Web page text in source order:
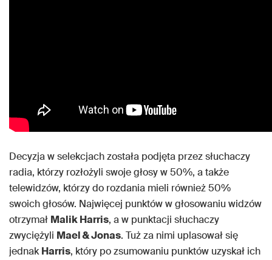
Decyzja w selekcjach została podjęta przez słuchaczy
radia, którzy rozłożyli swoje głosy w 50%, a także
telewidzów, którzy do rozdania mieli również 50%
swoich głosów. Najwięcej punktów w głosowaniu widzów
otrzymał Malik Harris, a w punktacji słuchaczy
zwyciężyli Mael & Jonas. Tuż za nimi uplasował się
jednakHarris, który po zsumowaniu punktów uzyskał ich